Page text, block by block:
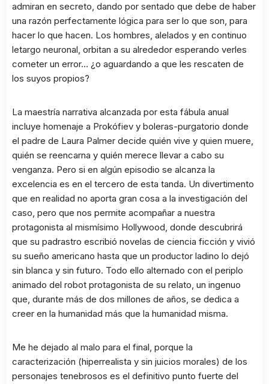
admiran en secreto, dando por sentado que debe de haber
una razón perfectamente lógica para ser lo que son, para
hacer lo que hacen. Los hombres, alelados y en continuo
letargo neuronal, orbitan a su alrededor esperando verles
cometer un error… ¿o aguardando a que les rescaten de
los suyos propios?
La maestría narrativa alcanzada por esta fábula anual
incluye homenaje a Prokófiev y boleras-purgatorio donde
el padre de Laura Palmer decide quién vive y quien muere,
quién se reencarna y quién merece llevar a cabo su
venganza. Pero si en algún episodio se alcanza la
excelencia es en el tercero de esta tanda. Un divertimento
que en realidad no aporta gran cosa a la investigación del
caso, pero que nos permite acompañar a nuestra
protagonista al mismísimo Hollywood, donde descubrirá
que su padrastro escribió novelas de ciencia ficción y vivió
su sueño americano hasta que un productor ladino lo dejó
sin blanca y sin futuro. Todo ello alternado con el periplo
animado del robot protagonista de su relato, un ingenuo
que, durante más de dos millones de años, se dedica a
creer en la humanidad más que la humanidad misma.
Me he dejado al malo para el final, porque la
caracterización (hiperrealista y sin juicios morales) de los
personajes tenebrosos es el definitivo punto fuerte del